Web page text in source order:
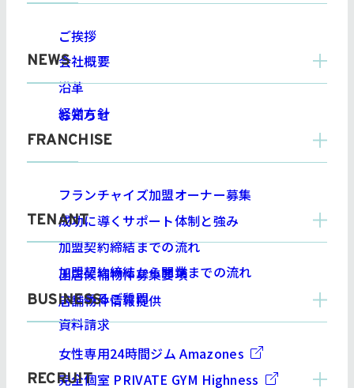
ご挨拶
会社概要
沿革
経営方針
NEWS
お知らせ
FRANCHISE
フランチャイズ加盟オーナー募集
成功に導くサポート体制と強み
加盟契約締結までの流れ
加盟契約締結から開業までの流れ
よくあるご質問
資料請求
TENANT
出店候補物件募集要項
店舗物件情報提供
BUSINESS
女性専用24時間ジム Amazones
完全個室 PRIVATE GYM Highness
RECRUIT